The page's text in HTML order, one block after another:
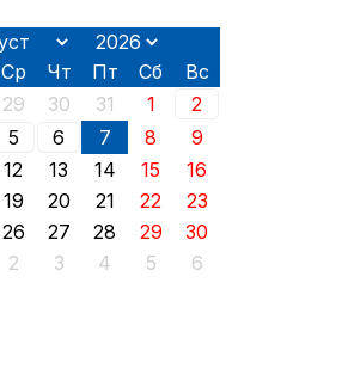
Ср Чт Пт Сб
Вс
29 30 31 1
2
5 6 7 8
9
12 13 14 15
16
19 20 21 22
23
26 27 28 29
30
2 3 4 5 6